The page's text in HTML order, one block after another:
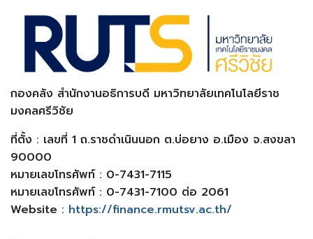
กองคลัง สำนักงานอธิการบดี มหาวิทยาลัยเทคโนโลยีราช
มงคลศรีวิชัย
ที่ตั้ง : เลขที่ 1 ถ.ราชดำเนินนอก ต.บ่อยาง อ.เมือง จ.สงขลา
90000
หมายเลขโทรศัพท์ : 0-7431-7115
หมายเลขโทรศัพท์ : 0-7431-7100 ต่อ 2061
Website : https://finance.rmutsv.ac.th/